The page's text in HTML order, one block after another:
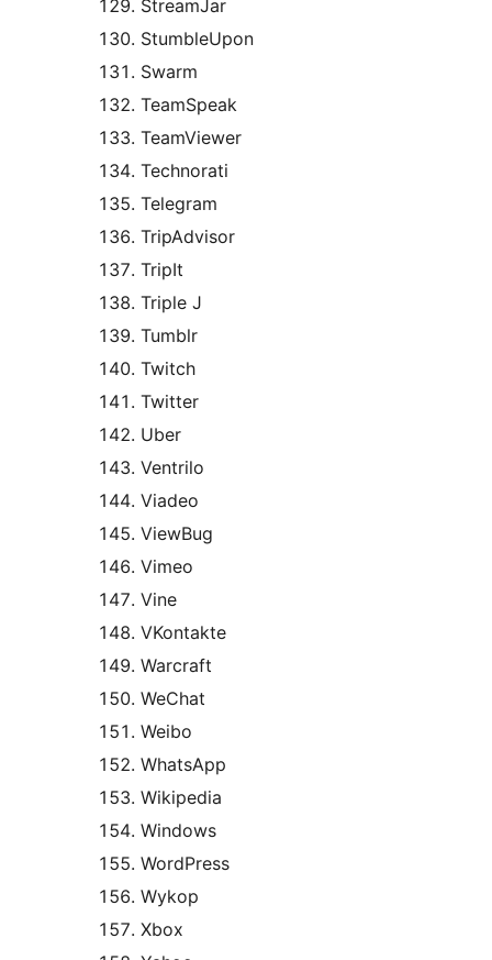
StreamJar
StumbleUpon
Swarm
TeamSpeak
TeamViewer
Technorati
Telegram
TripAdvisor
TripIt
Triple J
Tumblr
Twitch
Twitter
Uber
Ventrilo
Viadeo
ViewBug
Vimeo
Vine
VKontakte
Warcraft
WeChat
Weibo
WhatsApp
Wikipedia
Windows
WordPress
Wykop
Xbox